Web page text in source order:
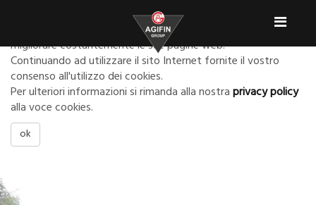
Agifin usa i cookies per poter configurare in modo ottimale e
migliorare costantemente le sue pagine web.
Continuando ad utilizzare il sito Internet fornite il vostro
consenso all'utilizzo dei cookies.
Per ulteriori informazioni si rimanda alla nostraprivacy policy
alla voce cookies.
ok
Toggle